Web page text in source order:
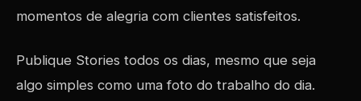
momentos de alegria com clientes satisfeitos.
Publique Stories todos os dias, mesmo que seja
algo simples como uma foto do trabalho do dia.